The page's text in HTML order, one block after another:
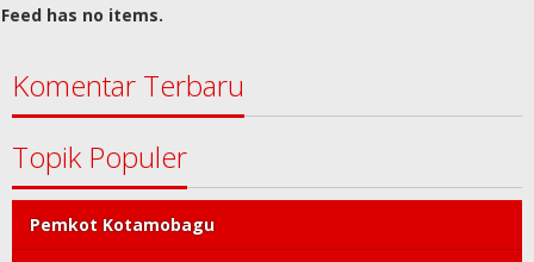
Feed has no items.
Komentar Terbaru
Topik Populer
Pemkot Kotamobagu